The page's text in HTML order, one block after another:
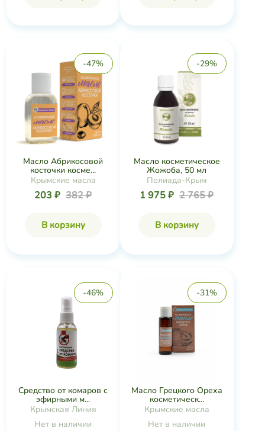
-47%
Масло Абрикосовой
косточки косме...
Крымские масла
203 ₽ 382 ₽
В корзину
-29%
Масло косметическое
Жожоба, 50 мл
Полиада-Крым
1 975 ₽ 2 765 ₽
В корзину
-46%
Средство от комаров с
эфирными м...
Крымская Линия
Нет в наличии
-31%
Масло Грецкого Ореха
косметическ...
Крымские масла
Нет в наличии